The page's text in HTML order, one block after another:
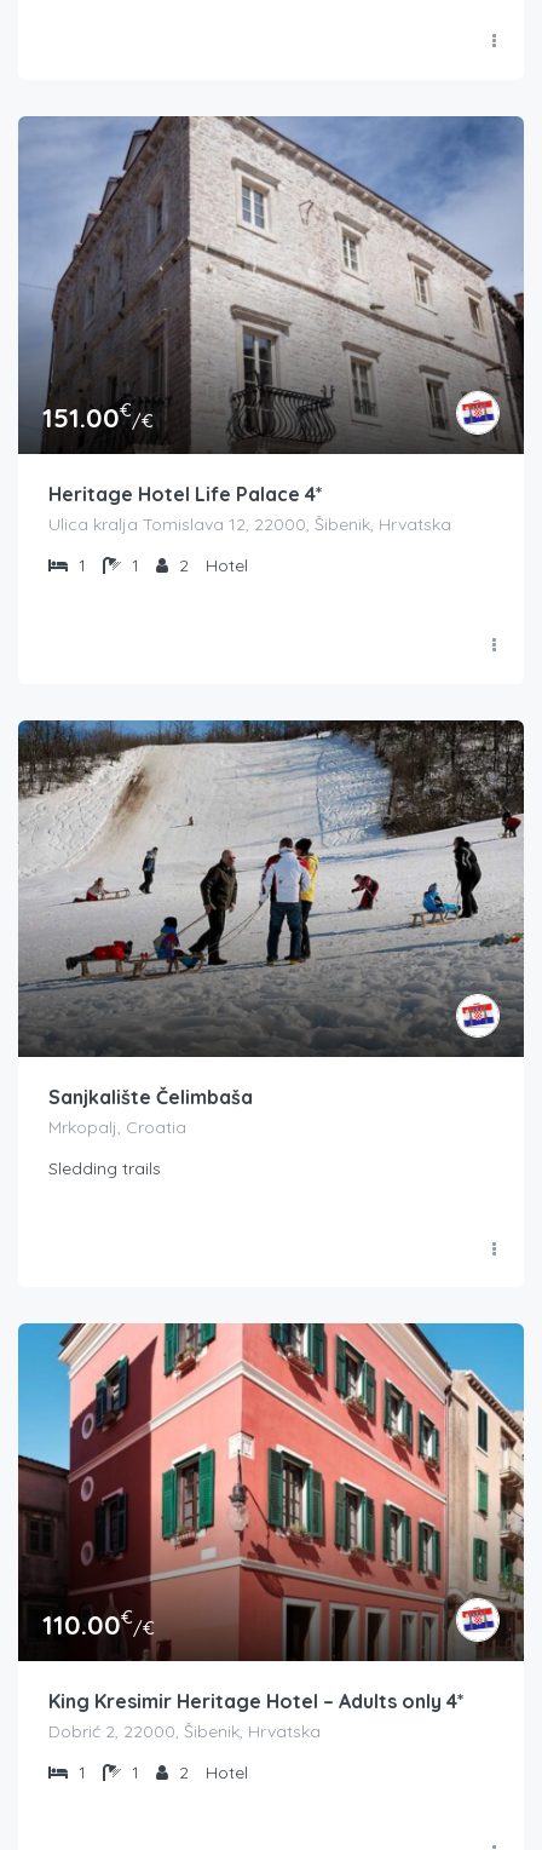
151.00€/€
Heritage Hotel Life Palace 4*
Ulica kralja Tomislava 12, 22000, Šibenik, Hrvatska
1
1 2 Hotel
Sanjkalište Čelimbaša
Mrkopalj, Croatia
Sledding trails
110.00€/€
King Kresimir Heritage Hotel – Adults only 4*
Dobrić 2, 22000, Šibenik, Hrvatska
1
1 2 Hotel